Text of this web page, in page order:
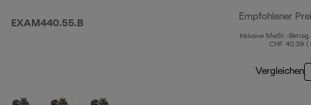
EXAM440.55.B
Empfohlener
Inklusive MwSt.-Betrag
CHF 40.39 (
Vergleichen